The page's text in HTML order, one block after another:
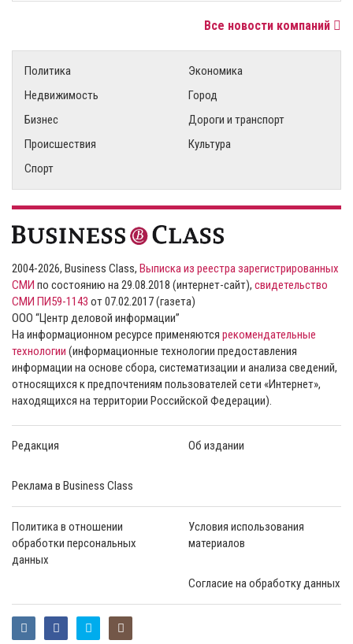
Все новости компаний
Политика
Экономика
Недвижимость
Город
Бизнес
Дороги и транспорт
Происшествия
Культура
Спорт
2004-2026, Business Class, Выписка из реестра зарегистрированных
СМИ по состоянию на 29.08.2018 (интернет-сайт), свидетельство
СМИ ПИ59-1143 от 07.02.2017 (газета)
ООО “Центр деловой информации”
На информационном ресурсе применяются рекомендательные
технологии (информационные технологии предоставления
информации на основе сбора, систематизации и анализа сведений,
относящихся к предпочтениям пользователей сети «Интернет»,
находящихся на территории Российской Федерации).
Редакция Об издании
Реклама в Business Class
Политика в отношении
обработки персональных
данных
Условия использования
материалов
Согласие на обработку данных